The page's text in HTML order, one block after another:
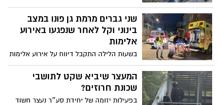
במהלך הפרות סדר
שני גברים מרמת גן פונו במצב
בינוני וקל לאחר שנפגעו באירוע
אלימות
בשעות הלילה התקבל דיווח על אירוע אלימות
ברחוב ישורון. שני פצועים פונו לבית החולים
שיבא בתל השומר
המעצר שיביא שקט לתושבי
שכונת חרוזים?
בפעילות יזומה של יחידת סע״ר נעצר חשוד